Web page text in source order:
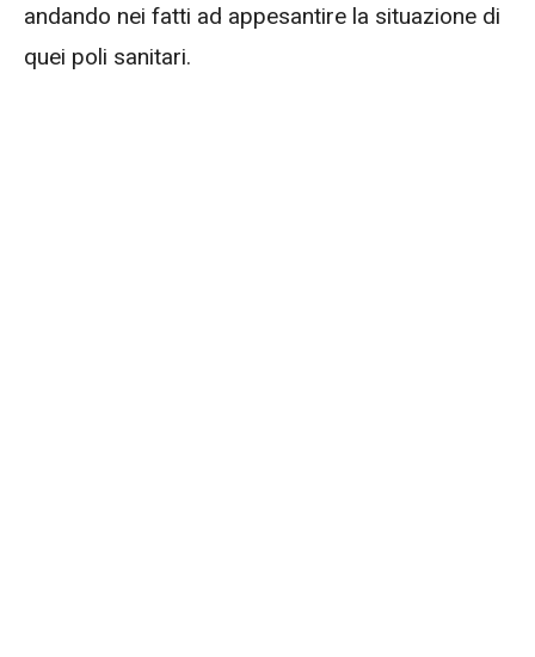
andando nei fatti ad appesantire la situazione di
quei poli sanitari.